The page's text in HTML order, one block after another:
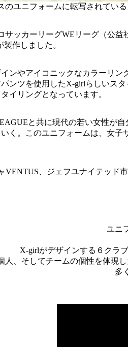
のユニフォームに転写されてい
サッカーリーグWEリーグ（公
作しました。
ンやアイコニックなカラーリ
ンツを使用したX-girlらしいス
イリングとなっています。
と共に現代の若い女性が
く。このユニフォームは、女
VENTUS、ジェフユナイテッド
ユニ
X-girlがデザインする６クラ
人、そしてチームの個性を体現
多